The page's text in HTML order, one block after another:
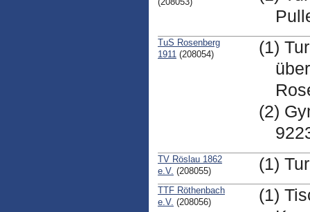
TuS Rosenberg
1911 (208054)
(1)
(2)
TV Röslau 1862
e.V. (208055) (1)
TTF Röthenbach
e.V. (208056)
(1)